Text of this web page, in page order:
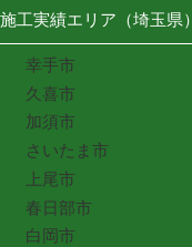
施工実績エリア（埼玉県）
幸手市
久喜市
加須市
さいたま市
上尾市
春日部市
白岡市